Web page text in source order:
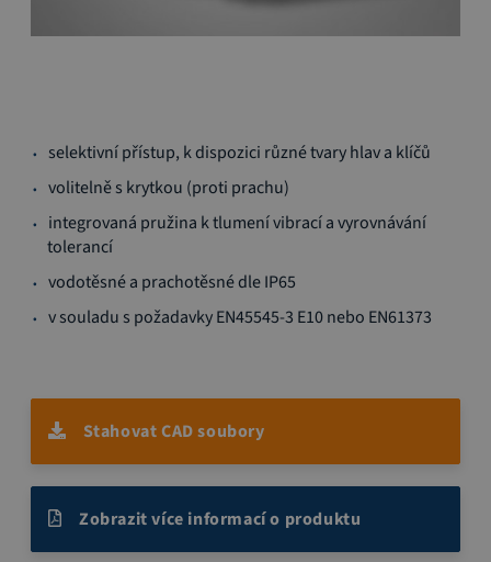
na
začátek
s
obrázky
selektivní přístup, k dispozici různé tvary hlav a klíčů
volitelně s krytkou (proti prachu)
integrovaná pružina k tlumení vibrací a vyrovnávání
tolerancí
vodotěsné a prachotěsné dle IP65
v souladu s požadavky EN45545-3 E10 nebo EN61373
Stahovat CAD soubory
Zobrazit více informací o produktu